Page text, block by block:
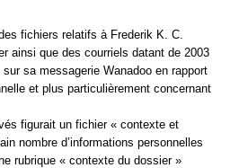
fichiers relatifs à Frederik K. C.
ainsi que des courriels datant de 2003
sa messagerie Wanadoo en rapport
et plus particulièrement concernant
figurait un fichier « contexte et
nombre d’informations personnelles
rubrique « contexte du dossier »